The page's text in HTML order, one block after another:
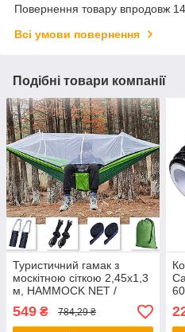
Повернення товару впродовж
Всі умови повернення
Подібні товари компанії
Туристичний гамак з
москітною сіткою 2,45х1,3
м, HAMMOCK NET /
кишенею
549 ₴ 784,29 ₴
/